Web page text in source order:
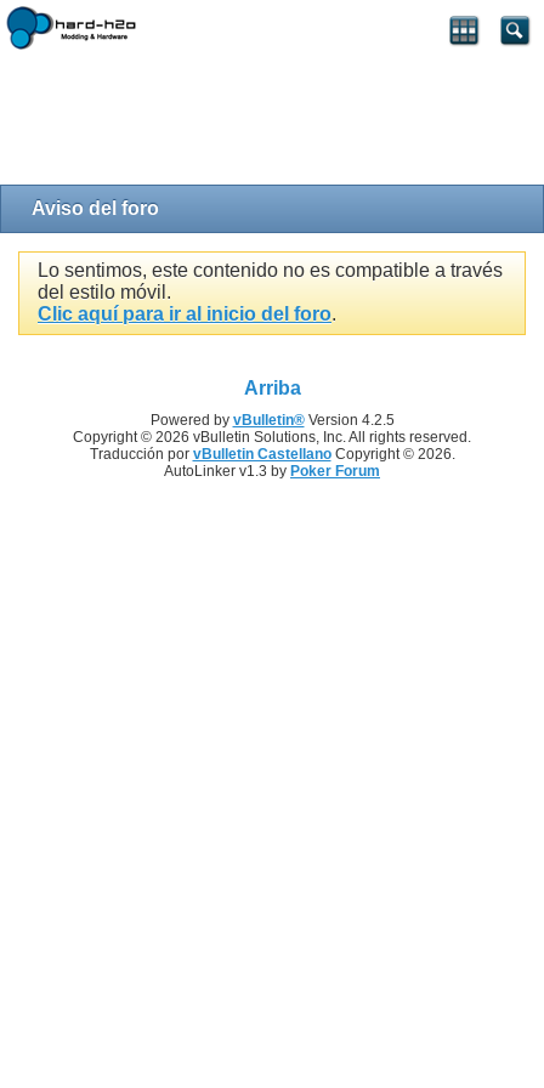
Aviso del foro
Lo sentimos, este contenido no es compatible a través
del estilo móvil.
Clic aquí para ir al inicio del foro.
Arriba
Powered by vBulletin®Version 4.2.5
Copyright © 2026 vBulletin Solutions, Inc. All rights reserved.
Traducción por vBulletin CastellanoCopyright © 2026.
AutoLinker v1.3 by Poker Forum